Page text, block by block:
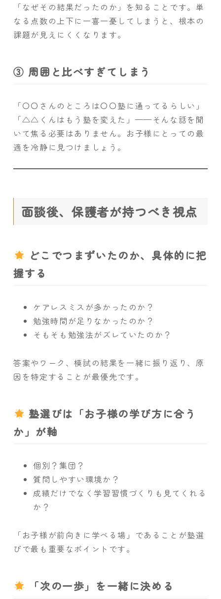
「なぜその結果だったのか」を知ることです。単
なる点数の上下に一喜一憂してしまうと、根本の
課題が見えにくくなります。
③ 周囲と比べすぎてしまう
「〇〇さんのところは〇〇塾に通ってるらしい」
「△△くんはもう塾を変えた」——そんな話を聞
いて焦る必要はありません。お子様にとっての最
適を冷静に見つけましょう。
面談後、保護者が持つべき視点
どこでつまずいたのか、具体的に把
握する
ケアレスミスが多かったのか？
勉強時間が足りなかったのか？
そもそも勉強法がズレていたのか？
答案やワーク、模試の結果を一緒に振り返り、原
因を特定することが最優先です。
塾選びは「お子様の学び方に合う
か」が軸
個別？集団？
質問しやすい環境か？
成績だけでなく学習習慣づくりも見てくれる
か？
「お子様が前向きに学べる場」であることが塾選
びで最も重要なポイントです。
「次の一歩」を一緒に決める